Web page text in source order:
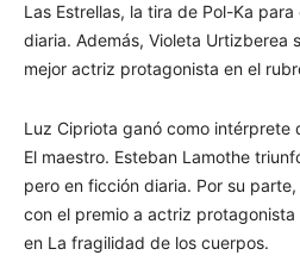
Las Estrellas, la tira de Pol-Ka
diaria. Además, Violeta Urtizberea
mejor actriz protagonista en el
Luz Cipriota ganó como intérprete
El maestro. Esteban Lamothe
pero en ficción diaria. Por su
con el premio a actriz
en La fragilidad de los cuerpos.